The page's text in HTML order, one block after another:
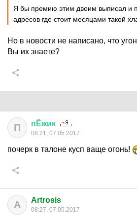
Я бы премию этим двоим выписал и
адресов где стоит месяцами такой
Но в новости не написано, что
Вы их знаете?
П пЁжик
08:21, 07.05.2017
почерк в талоне кусп ваще огонь!
A Artrosis
08:27, 07.05.2017